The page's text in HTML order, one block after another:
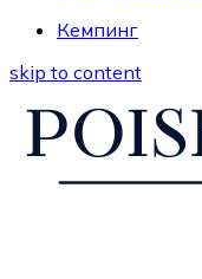
Кемпинг
skip to content